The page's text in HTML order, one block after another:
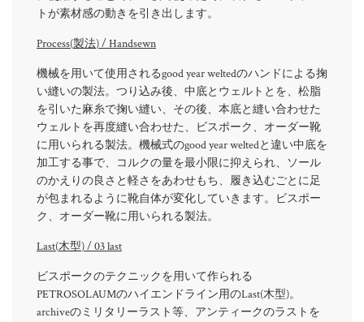
トが素材感の動きを引き出します。
Process(製法) / Handsewn
機械を用いて使用されるgood year weltedのハンドによる掬
い縫いの製法。つり込み後、中底とウェルトとを、松脂
を引いた麻糸で掬い縫い、その後、本底と縫い合わせた
ウェルトを再度縫い合わせた、ビスポーク、オーダー靴
に用いられる製法。機械式のgood year weltedと違い中底を
加工する事で、コルクの量を最小限に抑えられ、ソール
のかえりの良さと軽さをあわせもち、履き込むごとに足
が包まれるように靴自体が変化していきます。ビスポー
ク、オーダー靴に用いられる製法。
Last(木型) / 03 last
ビスポークのテクニックを用いて作られる
PETROSOLAUMのハイエンドライン用のLast(木型)。
archiveのミリタリーラスト等、アンティークのラストを